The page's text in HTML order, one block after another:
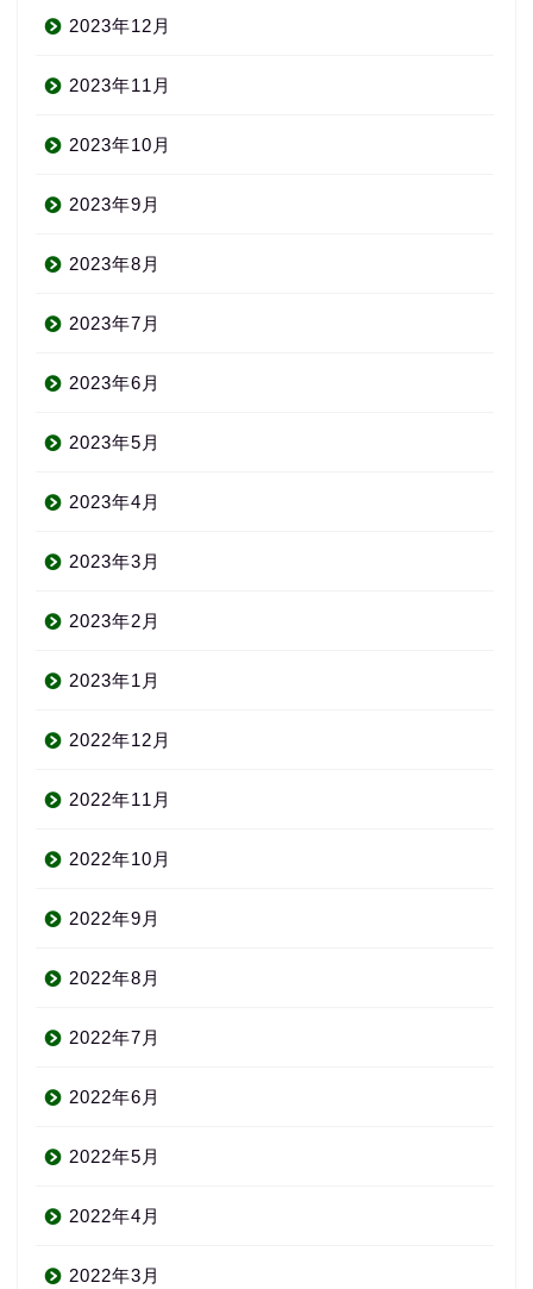
2023年12月
2023年11月
2023年10月
2023年9月
2023年8月
2023年7月
2023年6月
2023年5月
2023年4月
2023年3月
2023年2月
2023年1月
2022年12月
2022年11月
2022年10月
2022年9月
2022年8月
2022年7月
2022年6月
2022年5月
2022年4月
2022年3月